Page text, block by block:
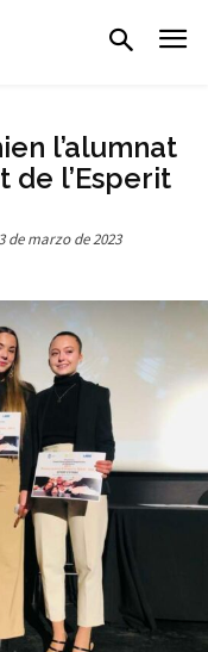
l’alumnat
de l’Esperit
3 de marzo de 2023